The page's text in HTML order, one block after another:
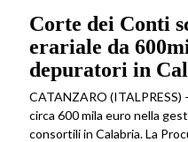
Corte dei Conti
erariale da
depuratori in
CATANZARO
circa 600 mila euro nella
consortili in Calabria. La